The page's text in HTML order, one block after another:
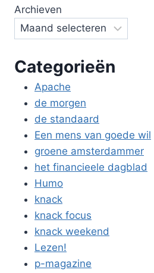
Archieven
Categorieën
Apache
de morgen
de standaard
Een mens van goede wil
groene amsterdammer
het financieele dagblad
Humo
knack
knack focus
knack weekend
Lezen!
p-magazine